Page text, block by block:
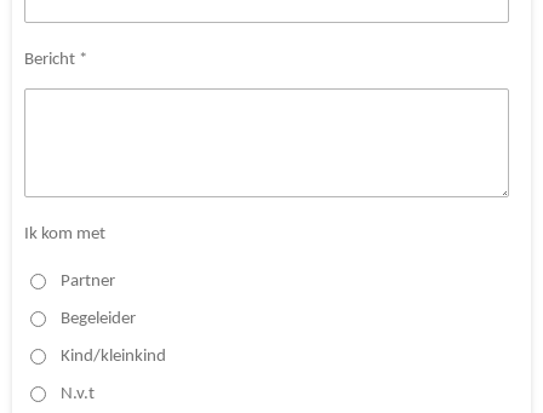
Bericht *
Ik kom met
Partner
Begeleider
Kind/kleinkind
N.v.t